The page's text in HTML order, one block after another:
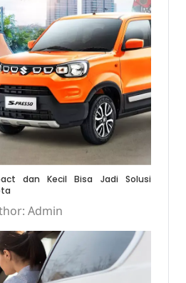
dan Kecil Bisa Jadi Solusi
Admin